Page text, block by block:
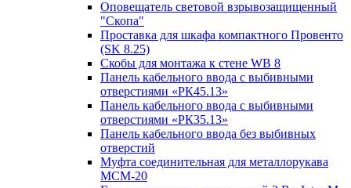
Оповещатель световой взрывозащищенный
"Скопа"
Проставка для шкафа компактного Провенто
(SK 8.25)
Скобы для монтажа к стене WB 8
Панель кабельного ввода с выбивными
отверстиями «РК45.13»
Панель кабельного ввода с выбивными
отверстиями «РК35.13»
Панель кабельного ввода без выбивных
отверстий
Муфта соединительная для металлорукава
МСМ-20